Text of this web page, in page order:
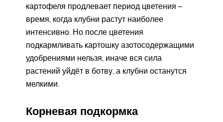
картофеля продлевает период цветения –
время, когда клубни растут наиболее
интенсивно. Но после цветения
подкармливать картошку азотосодержащими
удобрениями нельзя, иначе вся сила
растений уйдёт в ботву, а клубни останутся
мелкими.
Корневая подкормка